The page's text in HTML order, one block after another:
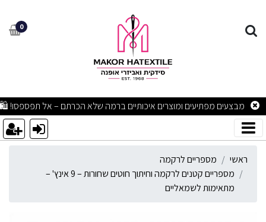
מספריים קטנים לרקמה וחיתוך חוטים שחורות
0
מבצעים מפתיעים ומוצרים איכותיים ברמה שלא הכרתם – אל
ראשי
מספריים לרקמה
מספריים קטנים לרקמה וחיתוך חוטים שחורות – 9 אינץ' –
מתאימות לשמאליים